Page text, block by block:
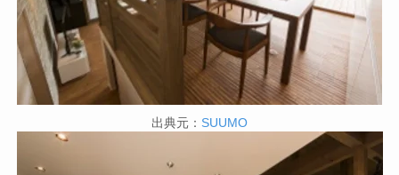
出典元： SUUMO